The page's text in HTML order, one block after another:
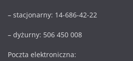
– stacjonarny: 14-686-42-22
– dyżurny: 506 450 008
Poczta elektroniczna: